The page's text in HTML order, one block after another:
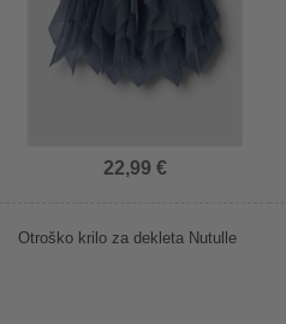
22,99 €
Otroško krilo za dekleta Nutulle